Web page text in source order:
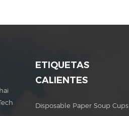
ETIQUETAS
CALIENTES
Disposable Paper Soup Cups